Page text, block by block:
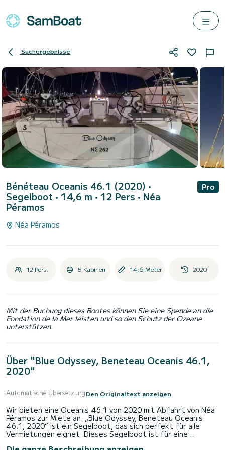
Suchergebnisse
Bénéteau Oceanis 46.1 (2020) •
Segelboot • 14,6 m • 12 Pers • Néa
Péramos
Pro
Néa Péramos
12 Pers. 5 Kabinen 14,6 Meter 2020
Mit der Buchung dieses Bootes können Sie eine Spende an die
Fondation de la Mer leisten und so den Schutz der Ozeane
unterstützen.
Über "Blue Odyssey, Beneteau Oceanis 46.1,
2020"
Automatische ÜbersetzungDen Originaltext anzeigen
Wir bieten eine Oceanis 46.1 von 2020 mit Abfahrt von Néa
Péramos zur Miete an. „Blue Odyssey, Beneteau Oceanis
46.1, 2020“ ist ein Segelboot, das sich perfekt für alle
Vermietungen eignet. Dieses Segelboot ist für eine